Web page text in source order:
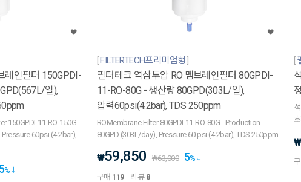
레인필터 150GPDI-
일),
150GPDI-11-RO-150G -
60psi (4.2bar),
5%
FILTERTECH프리미엄형
필터테크 역삼투압 RO 멤브레인필터 80GPDI-
11-RO-80G - 생산량 80GPD(303L/일),
압력60psi(4.2bar), TDS 250ppm
ROMembrane Filter 80GPDI-11-RO-80G - Production
80GPD (303L/day), Pressure 60 psi (4.2bar), TDS 250ppm
₩59,850 ₩63,000 5%
구매 119 리뷰 8
₩